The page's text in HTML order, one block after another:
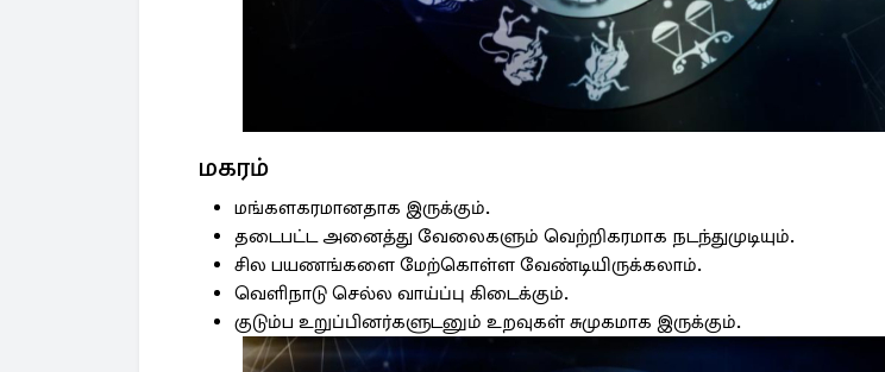
மகரம்
மங்களகரமானதாக இருக்கும்.
தடைபட்ட அனைத்து வேலைகளும் வெற்றிகரமாக நடந்துமுடியும்.
சில பயணங்களை மேற்கொள்ள வேண்டியிருக்கலாம்.
வெளிநாடு செல்ல வாய்ப்பு கிடைக்கும்.
குடும்ப உறுப்பினர்களுடனும் உறவுகள் சுமுகமாக இருக்கும்.